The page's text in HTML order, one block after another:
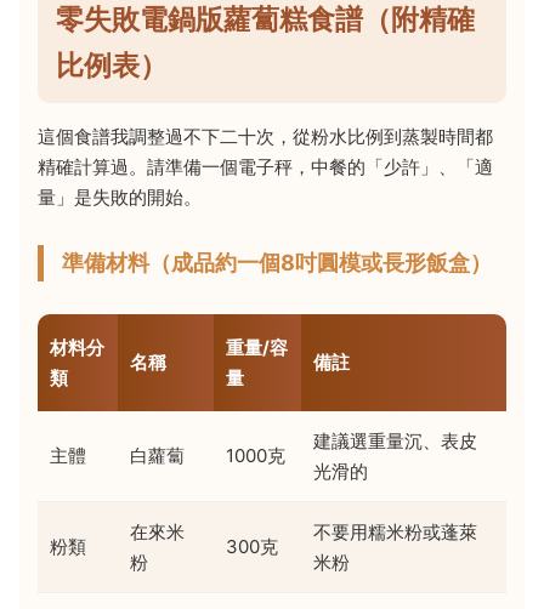
零失敗電鍋版蘿蔔糕食譜（附精確
比例表）
這個食譜我調整過不下二十次，從粉水比例到蒸製時間都
精確計算過。請準備一個電子秤，中餐的「少許」、「適
量」是失敗的開始。
準備材料（成品約一個8吋圓模或長形飯盒）
材料分
類
名稱
重量/容
量
備註
主體 白蘿蔔 1000克
建議選重量沉、表皮
光滑的
粉類
在來米
粉
300克
不要用糯米粉或蓬萊
米粉